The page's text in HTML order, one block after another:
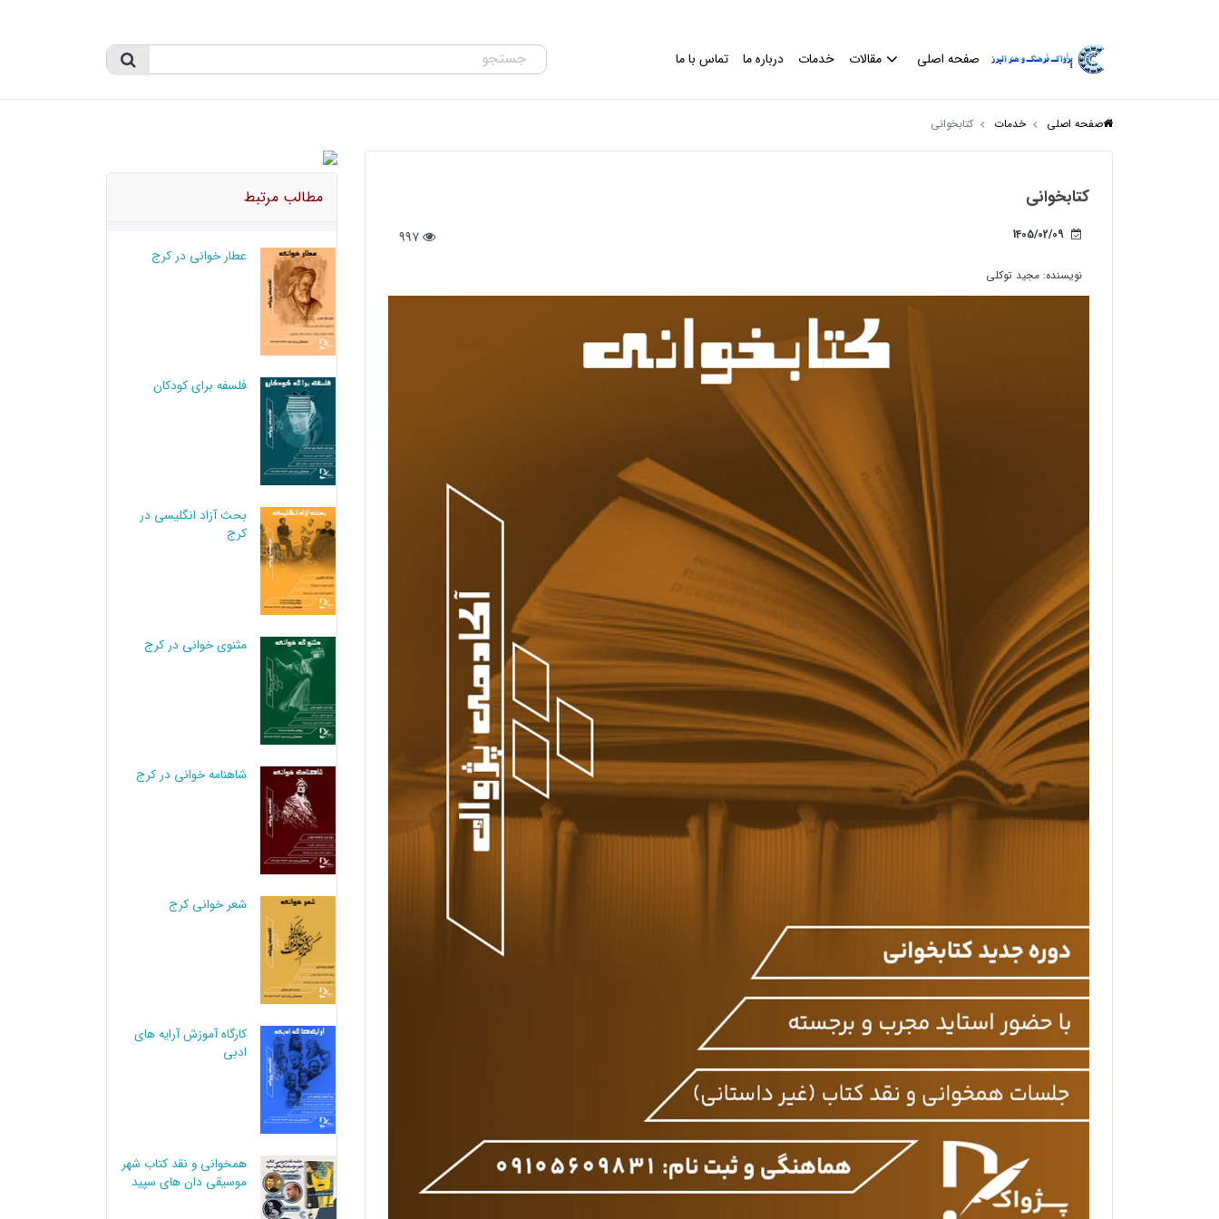
صفحه اصلی مقالات خدمات درباره ما تماس با ما
صفحه اصلی خدمات کتابخوانی
کتابخوانی
1405/02/09
نویسنده: مجید توکلی
مطالب مرتبط
عطار خوانی در کرج
فلسفه برای کودکان
بحث آزاد انگلیسی در
کرج
مثنوی خوانی در کرج
شاهنامه خوانی در کرج
شعر خوانی کرج
کارگاه آموزش آرایه های
ادبی
همخوانی و نقد کتاب شهر
موسیقی دان های سپید